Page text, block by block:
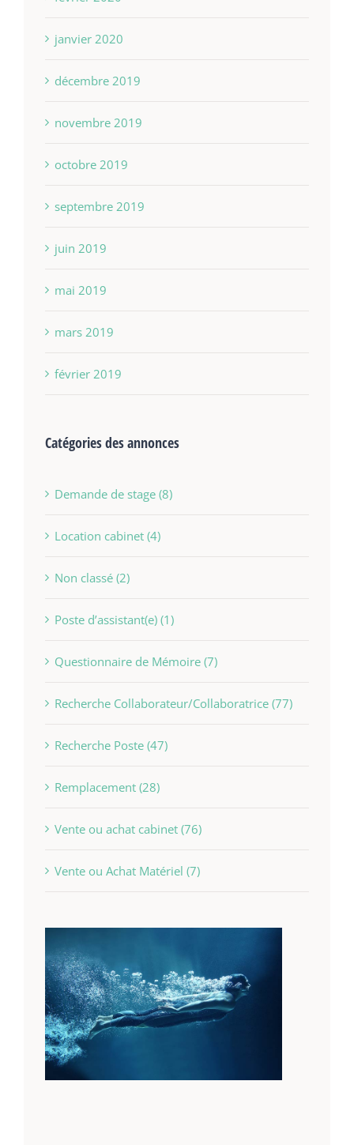
janvier 2020
décembre 2019
novembre 2019
octobre 2019
septembre 2019
juin 2019
mai 2019
mars 2019
février 2019
Catégories des annonces
Demande de stage (8)
Location cabinet (4)
Non classé (2)
Poste d’assistant(e) (1)
Questionnaire de Mémoire (7)
Recherche Collaborateur/Collaboratrice (77)
Recherche Poste (47)
Remplacement (28)
Vente ou achat cabinet (76)
Vente ou Achat Matériel (7)